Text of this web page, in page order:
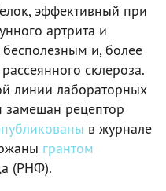
эффективный при
артрита и
и, более
склероза.
линии лабораторных
замешан рецептор
в журнале
грантом
(РНФ).